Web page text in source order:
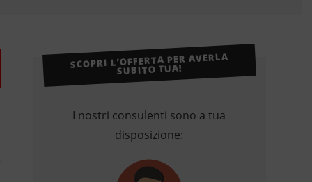
SCOPRI L’OFFERTA PER AVERLA
SUBITO TUA!
I nostri consulenti sono a tua
disposizione: